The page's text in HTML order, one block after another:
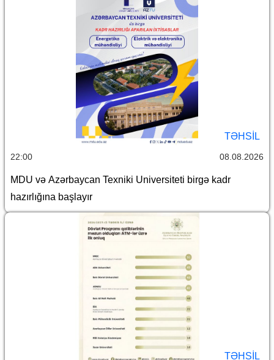
TƏHSIL
22:00 08.08.2026
MDU və Azərbaycan Texniki Universiteti birgə kadr
hazırlığına başlayır
TƏHSIL